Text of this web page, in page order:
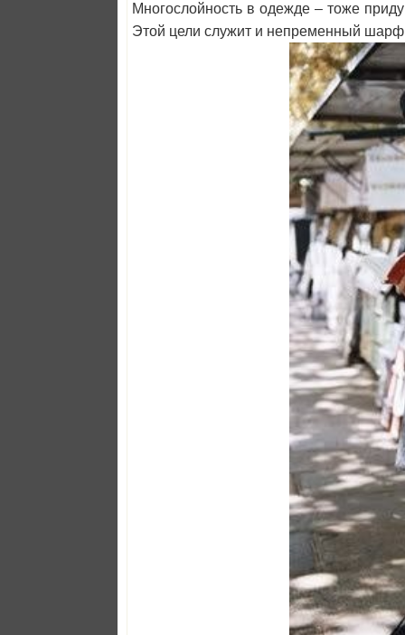
Многослойность в одежде – тоже
Этой цели служит и непременный